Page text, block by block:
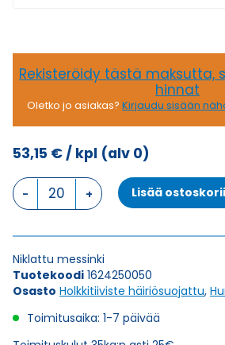
Rekisteröidy tästä maksutta,
hinnat
Oletko jo asiakas? Kirjaudu sisään
53,15 €/ kpl (alv 0)
HSK-
M-
EMC
25
x
1,5
HOLKKITIIVISTE
Lisää
Niklattu messinki
Tuotekoodi 1624250050
Osasto Holkkitiiviste häiriösuojattu,
Toimitusaika: 1-7 päivää